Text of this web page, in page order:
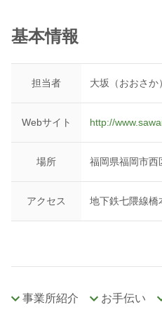
基本情報
担当者 大坂（おおさ
Webサイト http://
場所 福岡県福岡市
アクセス 地下鉄七隈線橋
事業所紹介 お手伝い